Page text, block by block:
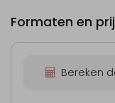
Formaten en
Bereken